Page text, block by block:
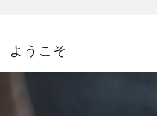
ようこそ